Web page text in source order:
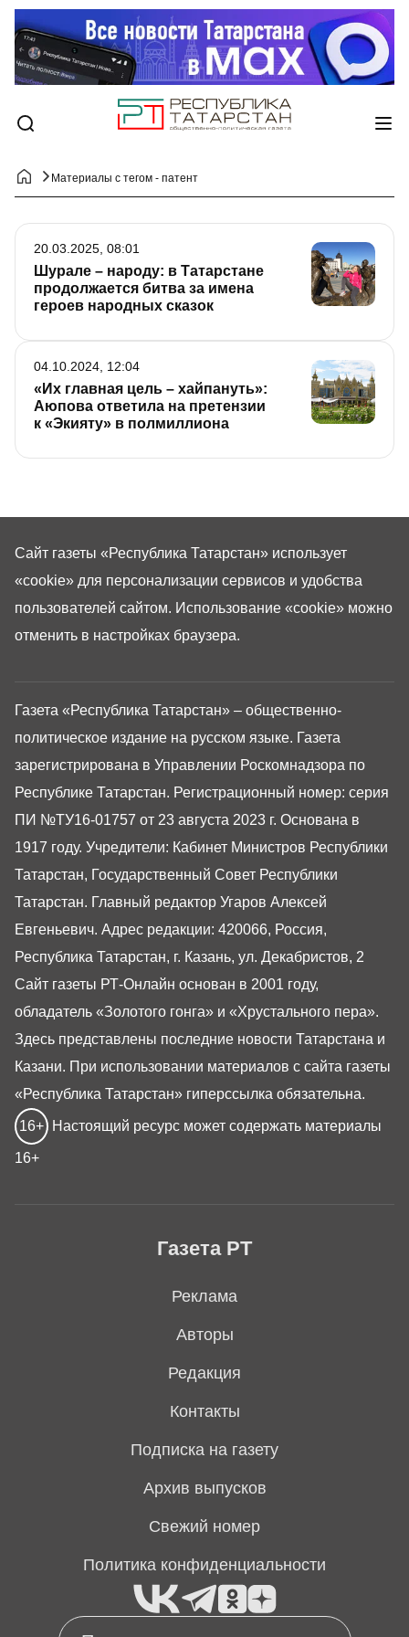
Материалы с тегом - патент
Шурале – народу: в Татарстане
продолжается битва за имена
героев народных сказок
20.03.2025, 08:01
«Их главная цель – хайпануть»:
Аюпова ответила на претензии
к «Экияту» в полмиллиона
04.10.2024, 12:04
Газета РТ
Реклама
Авторы
Редакция
Контакты
Подписка на газету
Архив выпусков
Свежий номер
Политика конфиденциальности
Газета «Республика Татарстан» – общественно-
политическое издание на русском языке. Газета
зарегистрирована в Управлении Роскомнадзора по
Республике Татарстан. Регистрационный номер: серия
ПИ №ТУ16-01757 от 23 августа 2023 г. Основана в
1917 году. Учредители: Кабинет Министров Республики
Татарстан, Государственный Совет Республики
Татарстан. Главный редактор Угаров Алексей
Евгеньевич. Адрес редакции: 420066, Россия,
Республика Татарстан, г. Казань, ул. Декабристов, 2
Сайт газеты РТ-Онлайн основан в 2001 году,
обладатель «Золотого гонга» и «Хрустального пера».
Здесь представлены последние новости Татарстана и
Казани. При использовании материалов с сайта газеты
«Республика Татарстан» гиперссылка обязательна.
16+ Настоящий ресурс может содержать материалы
16+
Сайт газеты «Республика Татарстан» использует
«cookie» для персонализации сервисов и удобства
пользователей сайтом. Использование «cookie» можно
отменить в настройках браузера.